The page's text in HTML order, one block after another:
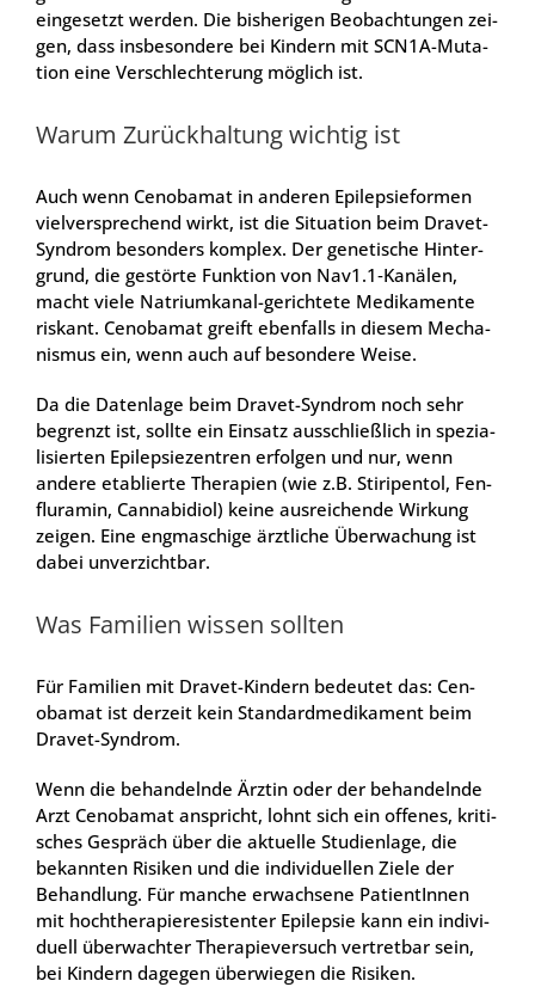
ein­ge­setzt wer­den. Die bis­he­ri­gen Beob­ach­tun­gen zei­
gen, dass ins­be­son­de­re bei Kin­dern mit SCN1A-Muta­
ti­on eine Ver­schlech­te­rung mög­lich ist.
War­um Zurück­hal­tung wich­tig ist
Auch wenn Cen­oba­mat in ande­ren Epi­lep­sie­for­men
viel­ver­spre­chend wirkt, ist die Situa­ti­on beim Dra­vet-
Syn­drom beson­ders kom­plex. Der gene­ti­sche Hin­ter­
grund, die gestör­te Funk­ti­on von Nav1.1‑Kanälen,
macht vie­le Natri­um­ka­nal-gerich­te­te Medi­ka­men­te
ris­kant. Cen­oba­mat greift eben­falls in die­sem Mecha­
nis­mus ein, wenn auch auf beson­de­re Wei­se.
Da die Daten­la­ge beim Dra­vet-Syn­drom noch sehr
begrenzt ist, soll­te ein Ein­satz aus­schließ­lich in spe­zia­
li­sier­ten Epi­lep­sie­zen­tren erfol­gen und nur, wenn
ande­re eta­blier­te The­ra­pien (wie z.B. Stiri­pen­tol, Fen­
flu­ra­min, Can­na­bi­di­ol) kei­ne aus­rei­chen­de Wir­kung
zei­gen. Eine eng­ma­schi­ge ärzt­li­che Über­wa­chung ist
dabei unver­zicht­bar.
Was Fami­li­en wis­sen soll­ten
Für Fami­li­en mit Dra­vet-Kin­dern bedeu­tet das: Cen­
oba­mat ist der­zeit kein Stan­dard­me­di­ka­ment beim
Dra­vet-Syn­drom.
Wenn die behan­deln­de Ärz­tin oder der behan­deln­de
Arzt Cen­oba­mat anspricht, lohnt sich ein offe­nes, kri­ti­
sches Gespräch über die aktu­el­le Stu­di­en­la­ge, die
bekann­ten Risi­ken und die indi­vi­du­el­len Zie­le der
Behand­lung. Für man­che erwach­se­ne Pati­en­tIn­nen
mit hoch­the­ra­pie­re­sis­ten­ter Epi­lep­sie kann ein indi­vi­
du­ell über­wach­ter The­ra­pie­ver­such ver­tret­bar sein,
bei Kin­dern dage­gen über­wie­gen die Risi­ken.